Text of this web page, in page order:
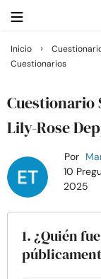
Buscar
Casarse
Relaciones
Familia
Ayuda
Inicio ›
Cuestionarios
Cuestionario
Lily-Rose
Por
10
2025
1. ¿Quién